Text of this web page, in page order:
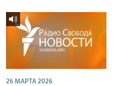
26 МАРТА 2026